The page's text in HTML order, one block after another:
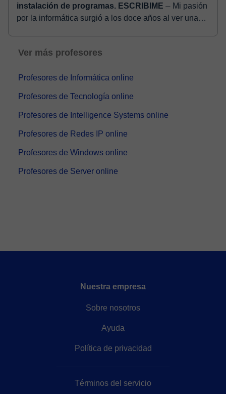
instalación de programas. ESCRIBIME ⏤ Mi pasión
por la informática surgió a los doce años al ver una
Ver más profesores
Profesores de Informática online
Profesores de Tecnología online
Profesores de Intelligence Systems online
Profesores de Redes IP online
Profesores de Windows online
Profesores de Server online
Nuestra empresa
Sobre nosotros
Ayuda
Política de privacidad
Términos del servicio